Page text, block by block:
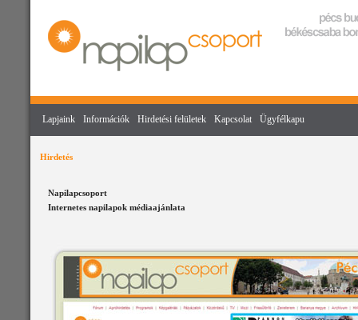
Lapjaink Információk Hirdetési felületek Kapcsolat Ügyfélkapu
Hirdetés
Napilapcsoport
Internetes napilapok médiaajánlata